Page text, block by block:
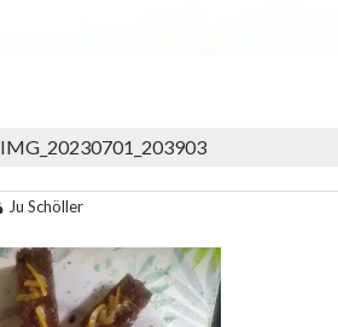
IMG_20230701_203903
Ju Schöller